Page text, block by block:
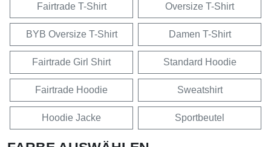
Fairtrade T-Shirt Oversize T-Shirt
BYB Oversize T-Shirt Damen T-Shirt
Fairtrade Girl Shirt Standard Hoodie
Fairtrade Hoodie Sweatshirt
Hoodie Jacke Sportbeutel